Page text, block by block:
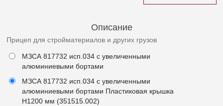
Описание
Прицеп для стройматериалов и других грузов
МЗСА 817732 исп.034 с увеличенными
алюминиевыми бортами
МЗСА 817732 исп.034 с увеличенными
алюминиевыми бортами Пластиковая крышка
Н1200 мм (351515.002)